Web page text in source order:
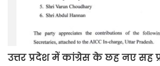
उत्तर प्रदेश में कांग्रेस के छह नए सह